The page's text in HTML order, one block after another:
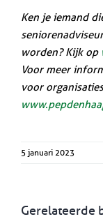
Ken je iemand
worden? Kijk op
Voor meer
voor
5 januari 2023
Gerelateerde